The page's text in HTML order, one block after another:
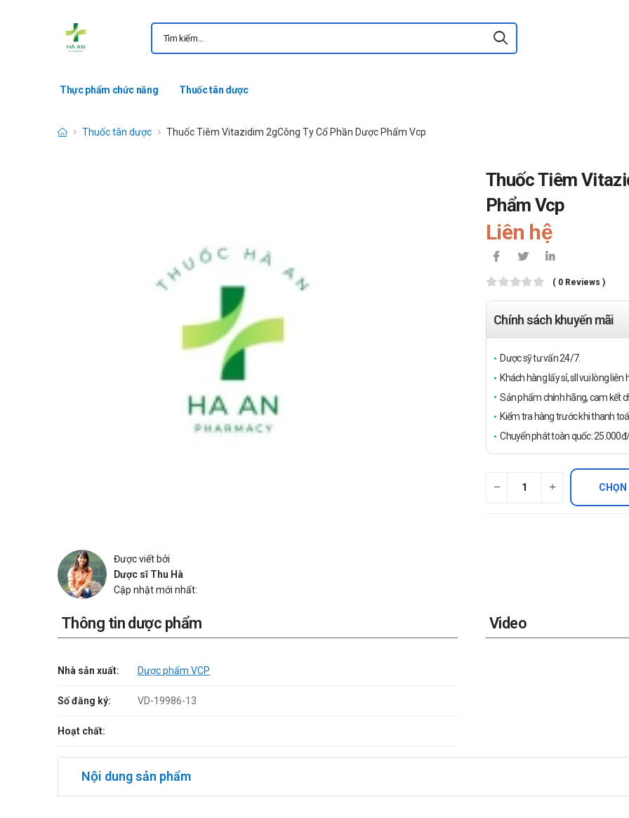
Thực phẩm chức năng Thuốc tân dược
Thuốc tân dược Thuốc Tiêm Vitazidim 2gCông Ty Cổ Phần Dược Phẩm Vcp
Thuốc Tiêm
Phẩm Vcp
Liên hệ
( 0 Reviews )
Chính sách khuyến mãi
Dược sỹ tư vấn 24/7.
Khách hàng lấy sỉ, sll vui lòng
Sản phẩm chính hãng, cam kết
Kiểm tra hàng trước khi thanh
Chuyển phát toàn quốc:
Được viết bởi
Dược sĩ Thu Hà
Cập nhật mới nhất:
Thông tin dược phẩm
Nhà sản xuất: Dược phẩm VCP
Số đăng ký: VD-19986-13
Hoạt chất:
Video
Nội dung sản phẩm